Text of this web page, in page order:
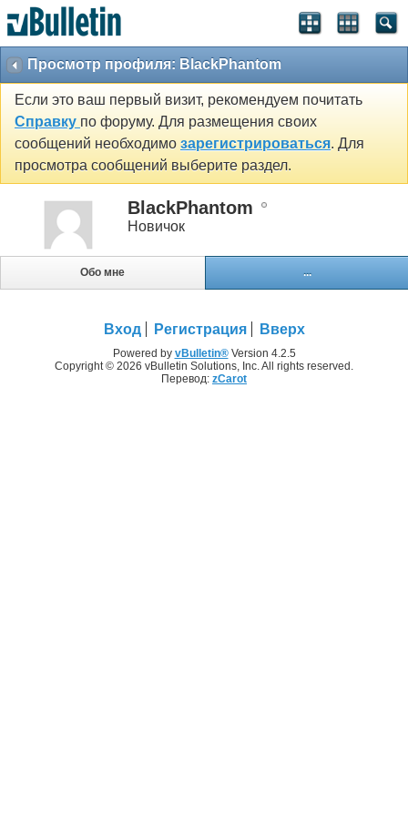
Просмотр профиля: BlackPhantom
Если это ваш первый визит, рекомендуем почитать
Справку по форуму. Для размещения своих
сообщений необходимо зарегистрироваться. Для
просмотра сообщений выберите раздел.
BlackPhantom
Новичок
Обо мне ...
Вход Регистрация Вверх
Powered by vBulletin®Version 4.2.5
Copyright © 2026 vBulletin Solutions, Inc. All rights reserved.
Перевод: zCarot